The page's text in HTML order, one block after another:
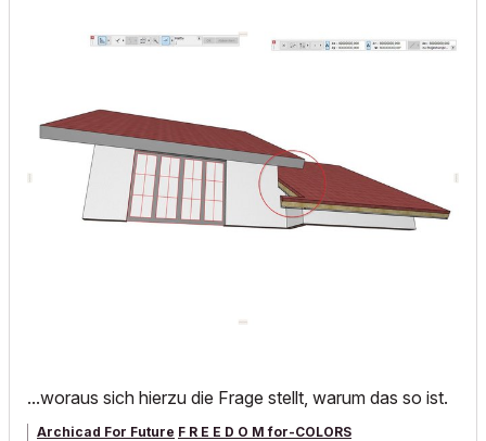
...woraus sich hierzu die Frage stellt, warum das so ist.
Archicad For Future F R E E D O M for-COLORS